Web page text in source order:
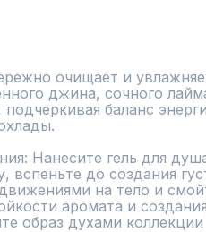
очищает и
джина, сочного
баланс
Нанесите гель для
вспеньте до создания
на тело и
аромата и
образ духами коллекции